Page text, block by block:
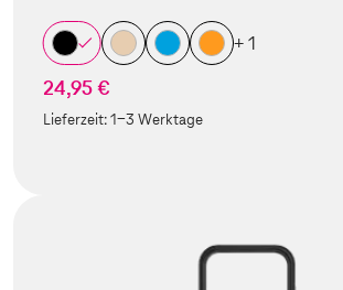
+ 1
24,95 €
Lieferzeit:1-3 Werktage